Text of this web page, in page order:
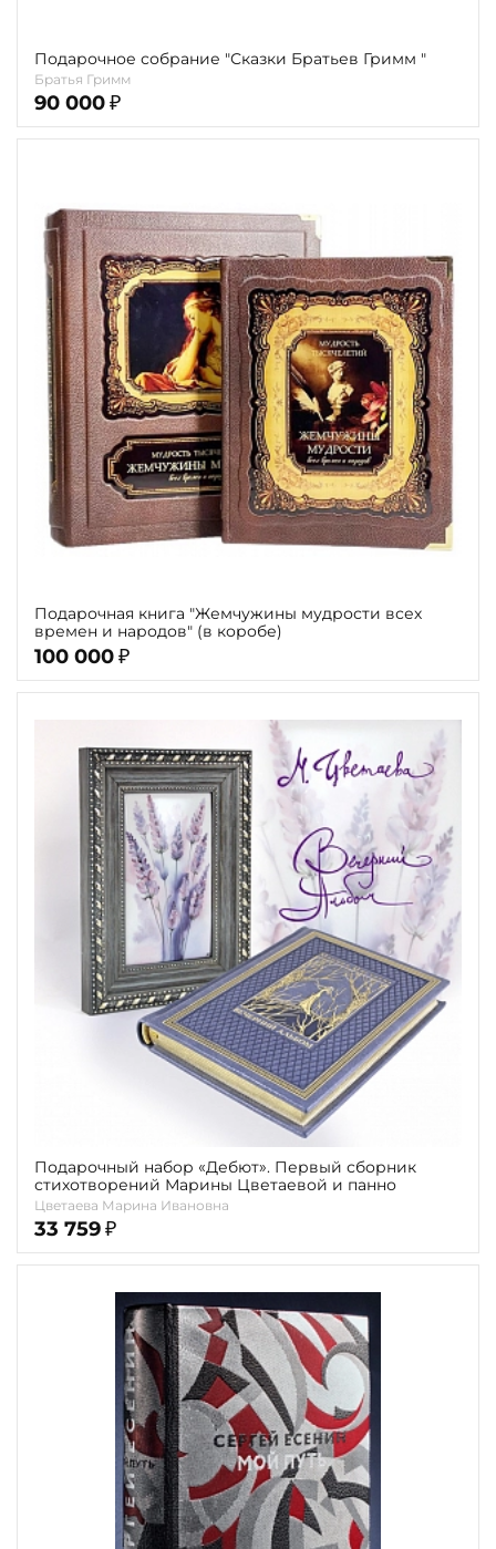
Подарочное собрание "Сказки Братьев Гримм "
Братья Гримм
90 000 ₽
Подарочная книга "Жемчужины мудрости всех
времен и народов" (в коробе)
100 000 ₽
Подарочный набор «Дебют». Первый сборник
стихотворений Марины Цветаевой и панно
Цветаева Марина Ивановна
33 759 ₽